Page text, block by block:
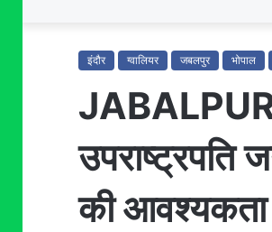
इंदौर ग्वालियर जबलपुर भोपाल
JABALPUR
उपराष्ट्रपति
की आवश्यकता